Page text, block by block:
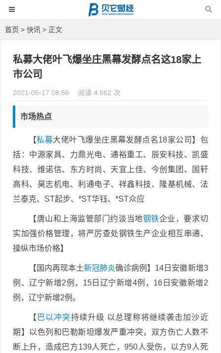
首页 > 快讯 > 正文
私募大佬叶飞爆坐庄黑幕发酵点名这18家上
市公司
2021-05-17 08:56 阅读 4,662 次
市场热点
【私募大佬叶飞爆坐庄黑幕发酵点名18家公司】包
括：中源家具、力鼎光电、通裕重工、辰安科技、凯盛
科技、维诺信、东方时尚、天宜上佳、今创集团、国轩
高科、昊志机电、利通电子、祥鑫科技、隆基机械、法
兰泰克、ST起步、*ST华钰、*ST众应
【唐山和上海监管部门约谈当地钢铁企业，要求切
实加强价格管理，将严厉查处钢铁生产企业相互串通、
操纵市场价格】
【国内再现本土新冠肺炎确诊病例】14日安徽新增3
例、辽宁新增2例，15日辽宁新增4例，16日安徽新增2
例，辽宁新增2例。
【 巴以冲突持续升级 以总理称将继续袭击加沙近
期】以色列和巴勒斯坦爆发严重冲突，双方伤亡人数不
断上升，造成巴方139人死亡，950人受伤，以方9人死